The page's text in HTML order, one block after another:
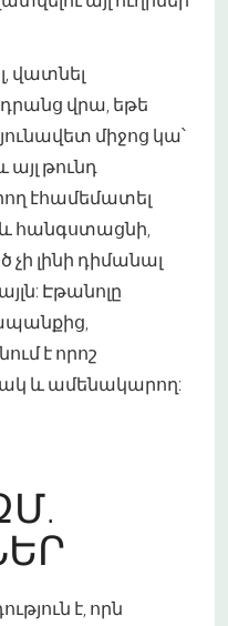
վատնել
վրա, եթե
միջոց կա՝
թունդ
էհամեմատել
և հանգստացնի,
լինի դիմանալ
Էթանոլը
է որոշ
և ամենակարող:
է, որն